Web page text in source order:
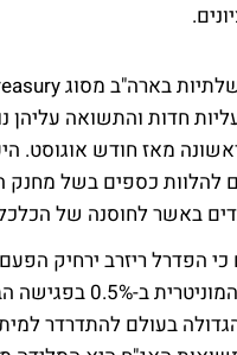
חדות והתשואה עליהן
הראשונה מאז חודש אוגוסט.
להלוות כספים בשל
באשר לחוסנה של
כי הפדרל ריזרב ירחיק
ויוריד את הריבית
בעולם להתדרדר